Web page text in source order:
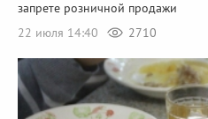
запрете розничной продажи
22 июля 14:40
2710